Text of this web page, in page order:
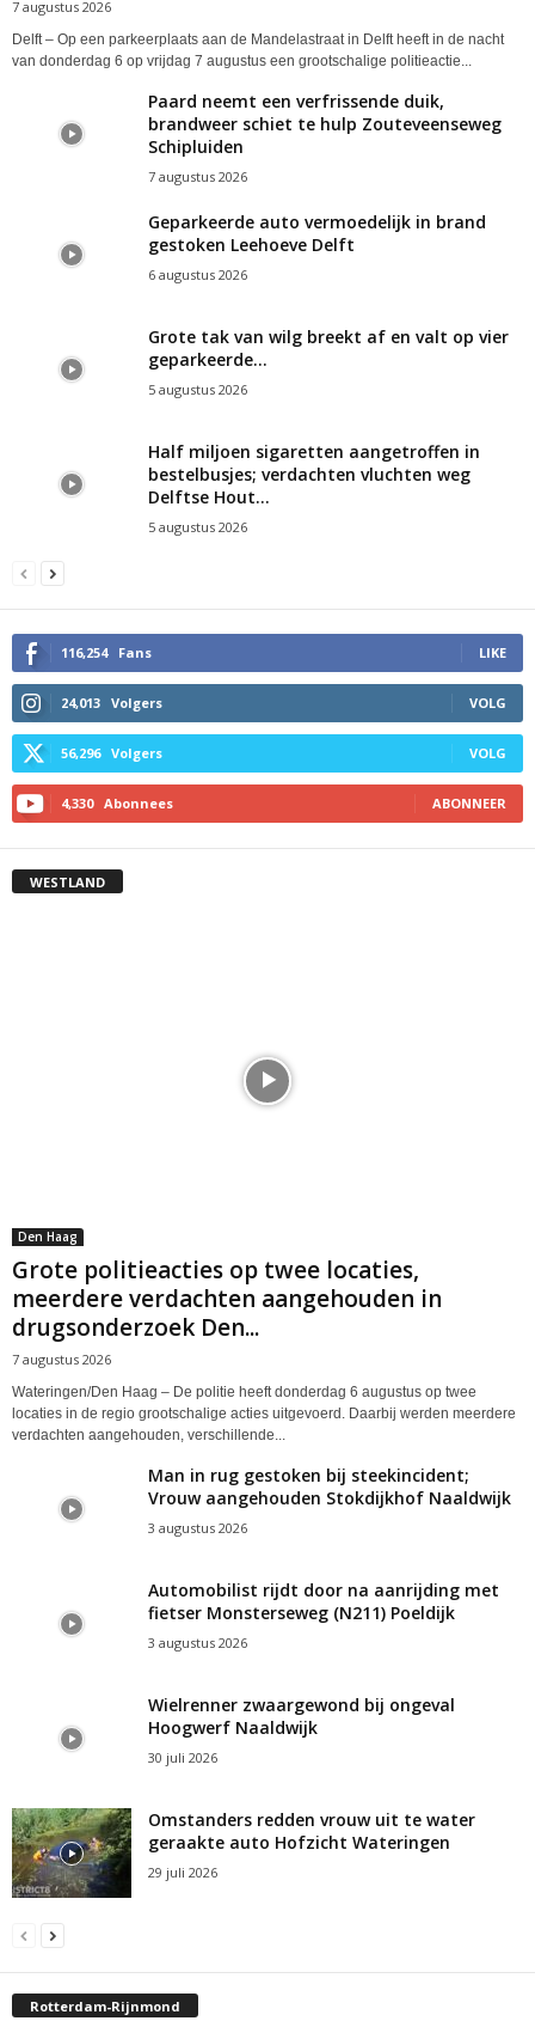
7 augustus 2026
Delft – Op een parkeerplaats aan de Mandelastraat in Delft heeft in de nacht
van donderdag 6 op vrijdag 7 augustus een grootschalige politieactie...
Paard neemt een verfrissende duik,
brandweer schiet te hulp Zouteveenseweg
Schipluiden
7 augustus 2026
Geparkeerde auto vermoedelijk in brand
gestoken Leehoeve Delft
6 augustus 2026
Grote tak van wilg breekt af en valt op vier
geparkeerde...
5 augustus 2026
Half miljoen sigaretten aangetroffen in
bestelbusjes; verdachten vluchten weg
Delftse Hout...
5 augustus 2026
116,254 Fans LIKE
24,013 Volgers VOLG
56,296 Volgers VOLG
4,330 Abonnees ABONNEER
WESTLAND
Den Haag
Grote politieacties op twee locaties,
meerdere verdachten aangehouden in
drugsonderzoek Den...
7 augustus 2026
Wateringen/Den Haag – De politie heeft donderdag 6 augustus op twee
locaties in de regio grootschalige acties uitgevoerd. Daarbij werden meerdere
verdachten aangehouden, verschillende...
Man in rug gestoken bij steekincident;
Vrouw aangehouden Stokdijkhof Naaldwijk
3 augustus 2026
Automobilist rijdt door na aanrijding met
fietser Monsterseweg (N211) Poeldijk
3 augustus 2026
Wielrenner zwaargewond bij ongeval
Hoogwerf Naaldwijk
30 juli 2026
Omstanders redden vrouw uit te water
geraakte auto Hofzicht Wateringen
29 juli 2026
Rotterdam-Rijnmond